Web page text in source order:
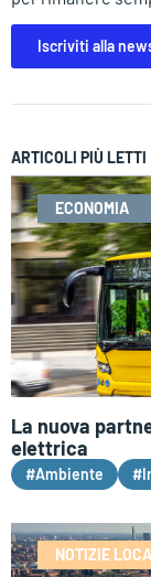
Iscriviti alla
ARTICOLI PIÙ LETTI
ECONOMIA
La nuova
elettrica
#Ambiente
NOTIZIE